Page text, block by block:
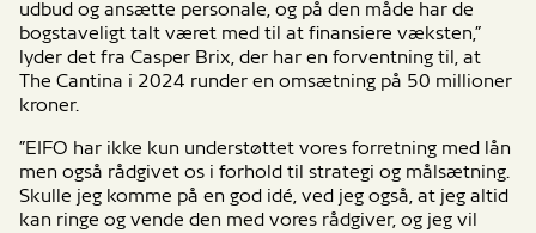
udbud og ansætte personale, og på den måde har de
bogstaveligt talt været med til at finansiere væksten,”
lyder det fra Casper Brix, der har en forventning til, at
The Cantina i 2024 runder en omsætning på 50 millioner
kroner.
”EIFO har ikke kun understøttet vores forretning med lån
men også rådgivet os i forhold til strategi og målsætning.
Skulle jeg komme på en god idé, ved jeg også, at jeg altid
kan ringe og vende den med vores rådgiver, og jeg vil